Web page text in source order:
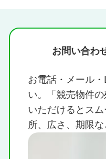
お問い合わ
お電話・メール
い。「競売物件
いただけるとス
所、広さ、期限な